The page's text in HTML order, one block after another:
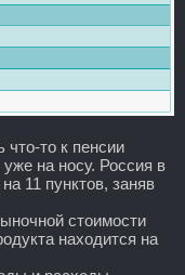
то к пенсии
на носу. Россия в
11 пунктов, заняв
стоимости
находится на